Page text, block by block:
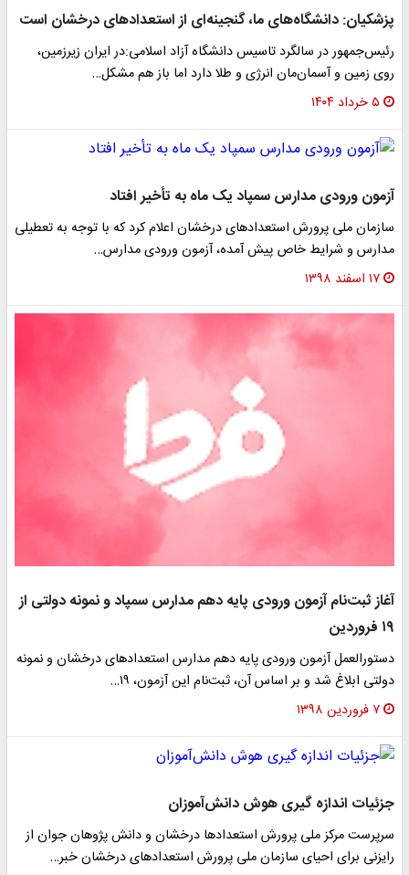
پزشکیان: دانشگاه‌های ما، گنجینه‌ای از استعدادهای درخشان است
رئیس‌جمهور در سالگرد تاسیس دانشگاه آزاد اسلامی:در ایران زیرزمین،
روی زمین و آسمان‌مان انرژی و طلا دارد اما باز هم مشکل…
۵ خرداد ۱۴۰۴
آزمون ورودی مدارس سمپاد یک ماه به تأخیر افتاد
سازمان ملی پرورش استعداد‌های درخشان اعلام کرد که با توجه به تعطیلی
مدارس و شرایط خاص پیش آمده، آزمون ورودی مدارس…
۱۷ اسفند ۱۳۹۸
آغاز ثبت‌نام آزمون ورودی پایه دهم مدارس سمپاد و نمونه دولتی از
۱۹ فروردین
دستورالعمل آزمون ورودی پایه دهم مدارس استعدادهای درخشان و نمونه
دولتی ابلاغ شد و بر اساس آن، ثبت‌نام این آزمون، ۱۹…
۷ فروردین ۱۳۹۸
جزئیات اندازه گیری هوش دانش‌آموزان
سرپرست مرکز ملی پرورش استعدادها درخشان و دانش پژوهان جوان از
رایزنی برای احیای سازمان ملی پرورش‌ استعدادهای درخشان خبر…